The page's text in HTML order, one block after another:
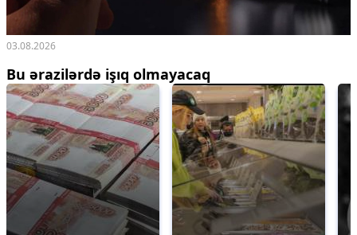
03.08.2026
Bu ərazilərdə işıq olmayacaq